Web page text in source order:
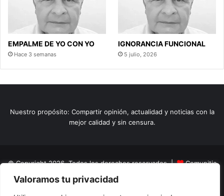
Valoramos tu privacidad
EMPALME DE YO CON YO
Hace 3 semanas
IGNORANCIA FUNCIONAL
5 julio, 2026
Nuestro propósito: Compartir opinión, actualidad y noticias con la
mejor calidad y sin censura.
© Copyright 2026, Todos los derechos reservados |
Comunitic
SAS BICNit 901228106